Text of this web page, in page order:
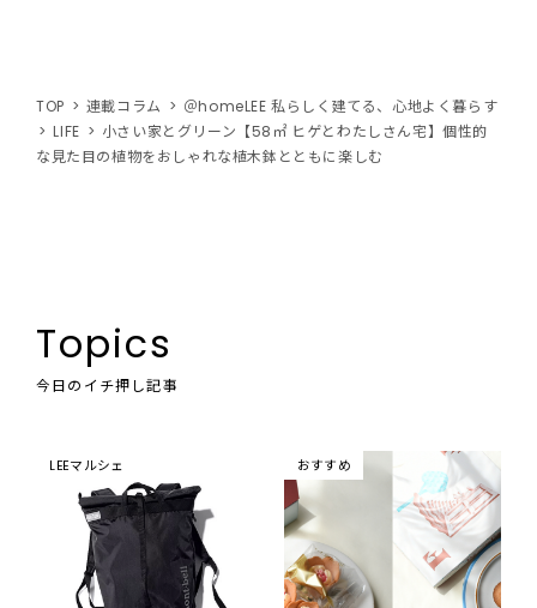
TOP 連載コラム
＠homeLEE 私らしく建てる、心地よく暮らす
LIFE
小さい家とグリーン【58㎡ ヒゲとわたしさん宅】個性的
な見た目の植物をおしゃれな植木鉢とともに楽しむ
Topics
今日のイチ押し記事
LEEマルシェ おすすめ